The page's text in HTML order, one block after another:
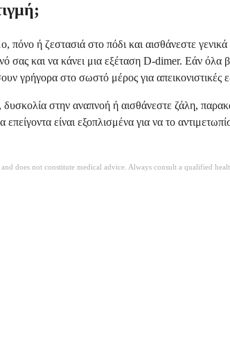
πόνο ή ζεστασιά στο πόδι και αισθάνεστε
σας και να κάνει μια εξέταση D-dimer. Εάν
γρήγορα στο σωστό μέρος για απεικονιστικές
στην αναπνοή ή αισθάνεστε ζάλη,
επείγοντα είναι εξοπλισμένα για να το
does not constitute medical advice. Always consult a qualified